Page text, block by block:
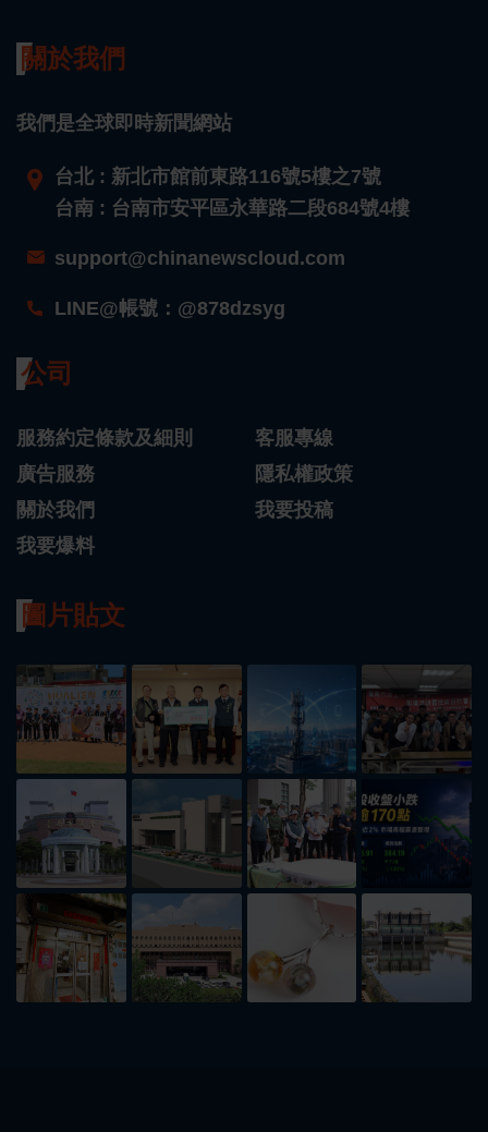
關於我們
我們是全球即時新聞網站
台北 : 新北市館前東路116號5樓之7號
台南 : 台南市安平區永華路二段684號4樓
support@chinanewscloud.com
LINE@帳號：@878dzsyg
公司
服務約定條款及細則
客服專線
廣告服務
隱私權政策
關於我們
我要投稿
我要爆料
圖片貼文